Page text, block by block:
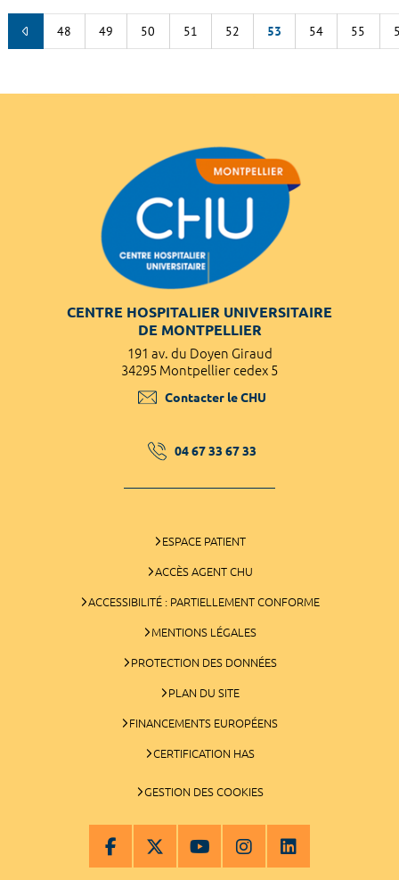
48 49 50 51 52 53 54 55
CENTRE HOSPITALIER UNIVERSITAIRE
DE MONTPELLIER
191 av. du Doyen Giraud
34295 Montpellier cedex 5
Contacter le CHU
04 67 33 67 33
ESPACE PATIENT
ACCÈS AGENT CHU
ACCESSIBILITÉ : PARTIELLEMENT CONFORME
MENTIONS LÉGALES
PROTECTION DES DONNÉES
PLAN DU SITE
FINANCEMENTS EUROPÉENS
CERTIFICATION HAS
GESTION DES COOKIES